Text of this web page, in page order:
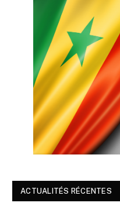
ACTUALITÉS RÉCENTES